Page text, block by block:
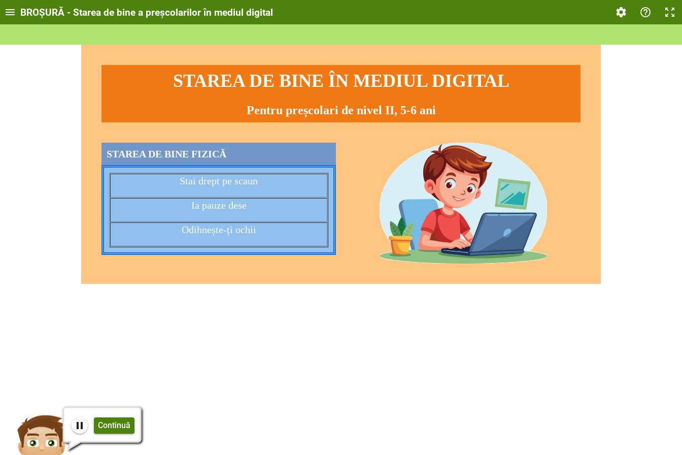
Continuă
BROȘURĂ - Starea de bine a preșcolarilor în mediul digital
STAREA DE BINE ÎN MEDIUL DIGITAL
Pentru preșcolari de nivel II, 5-6 ani
STAREA DE BINE FIZICĂ
Stai drept pe scaun
Ia pauze dese
Odihnește-ți ochii